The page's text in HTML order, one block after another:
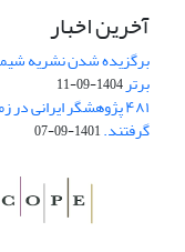
آخرین اخبار
برگزیده شدن نشریه
برتر1404-09-11
۴۸۱ پژوهشگر ایرانی
گرفتند.1401-09-07